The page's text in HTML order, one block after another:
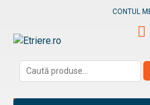
content
Etriere.ro
CONTUL
Caută
după: